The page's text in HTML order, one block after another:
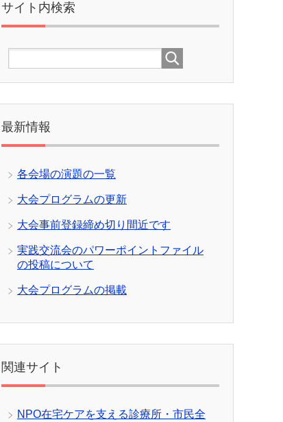
サイト内検索
最新情報
各会場の演題の一覧
大会プログラムの更新
大会事前登録締め切り間近です
実践交流会のパワーポイントファイル
の投稿について
大会プログラムの掲載
関連サイト
NPO在宅ケアを支える診療所・市民全